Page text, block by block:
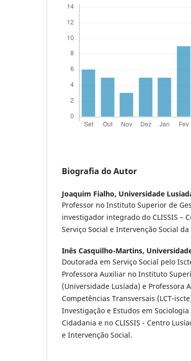
Biografia do Autor
Joaquim Fialho, Universidade
Professor no Instituto Superior de
investigador integrado do CLISSIS –
Serviço Social e Intervenção Social
Inês Casquilho-Martins,
Doutorada em Serviço Social pelo
Professora Auxiliar no Instituto
(Universidade Lusíada) e Professora
Competências Transversais (LCT-
Investigação e Estudos em
Cidadania e no CLISSIS - Centro
e Intervenção Social.